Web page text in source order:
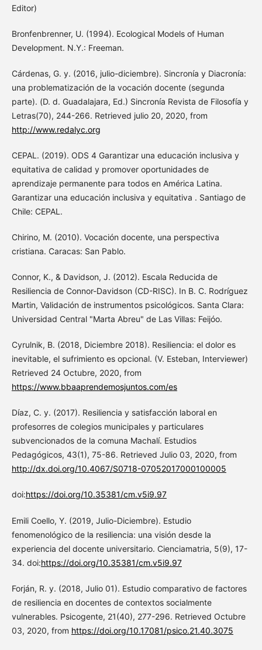
Editor)
Bronfenbrenner, U. (1994). Ecological Models of Human
Development. N.Y.: Freeman.
Cárdenas, G. y. (2016, julio-diciembre). Sincronía y Diacronía:
una problematización de la vocación docente (segunda
parte). (D. d. Guadalajara, Ed.) Sincronía Revista de Filosofía y
Letras(70), 244-266. Retrieved julio 20, 2020, from
http://www.redalyc.org
CEPAL. (2019). ODS 4 Garantizar una educación inclusiva y
equitativa de calidad y promover oportunidades de
aprendizaje permanente para todos en América Latina.
Garantizar una educación inclusiva y equitativa . Santiago de
Chile: CEPAL.
Chirino, M. (2010). Vocación docente, una perspectiva
cristiana. Caracas: San Pablo.
Connor, K., & Davidson, J. (2012). Escala Reducida de
Resiliencia de Connor-Davidson (CD-RISC). In B. C. Rodríguez
Martin, Validación de instrumentos psicológicos. Santa Clara:
Universidad Central "Marta Abreu" de Las Villas: Feijóo.
Cyrulnik, B. (2018, Diciembre 2018). Resiliencia: el dolor es
inevitable, el sufrimiento es opcional. (V. Esteban, Interviewer)
Retrieved 24 Octubre, 2020, from
https://www.bbaaprendemosjuntos.com/es
Díaz, C. y. (2017). Resiliencia y satisfacción laboral en
profesorres de colegios municipales y particulares
subvencionados de la comuna Machalí. Estudios
Pedagógicos, 43(1), 75-86. Retrieved Julio 03, 2020, from
http://dx.doi.org/10.4067/S0718-07052017000100005
doi:https://doi.org/10.35381/cm.v5i9.97
Emili Coello, Y. (2019, Julio-Diciembre). Estudio
fenomenológico de la resiliencia: una visión desde la
experiencia del docente universitario. Cienciamatria, 5(9), 17-
34. doi:https://doi.org/10.35381/cm.v5i9.97
Forján, R. y. (2018, Julio 01). Estudio comparativo de factores
de resiliencia en docentes de contextos socialmente
vulnerables. Psicogente, 21(40), 277-296. Retrieved Octubre
03, 2020, from https://doi.org/10.17081/psico.21.40.3075